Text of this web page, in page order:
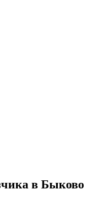
в Быково